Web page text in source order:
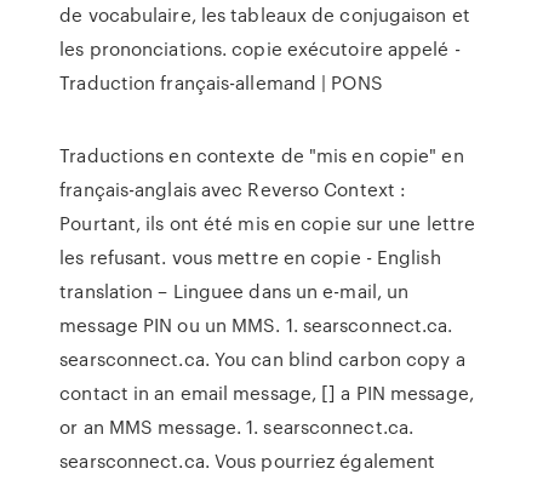
de vocabulaire, les tableaux de conjugaison et
les prononciations. copie exécutoire appelé -
Traduction français-allemand | PONS
Traductions en contexte de "mis en copie" en
français-anglais avec Reverso Context :
Pourtant, ils ont été mis en copie sur une lettre
les refusant. vous mettre en copie - English
translation – Linguee dans un e-mail, un
message PIN ou un MMS. 1. searsconnect.ca.
searsconnect.ca. You can blind carbon copy a
contact in an email message, [] a PIN message,
or an MMS message. 1. searsconnect.ca.
searsconnect.ca. Vous pourriez également